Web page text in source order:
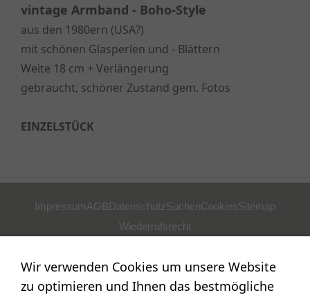
vintage Armband - Boho-Style
aus den 1980ern (USA?)
mit schönen Glasperlen und - Blättern
Weite 18 cm + Verlängerung
gebraucht, schöner Zustand gem. Fotos
EINZELSTÜCK
ImpressumAGBDatenschutzSuchenCookiesSitemap
Wiederrufsrecht
Nostalgie- & Geschenk Shop
Wir verwenden Cookies um unsere Website
zu optimieren und Ihnen das bestmögliche